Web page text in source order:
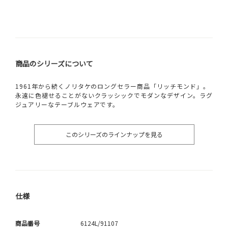
商品のシリーズについて
1961年から続くノリタケのロングセラー商品「リッチモンド」。
永遠に色褪せることがないクラッシックでモダンなデザイン。ラグ
ジュアリーなテーブルウェアです。
このシリーズのラインナップを見る
仕様
商品番号 6124L/91107